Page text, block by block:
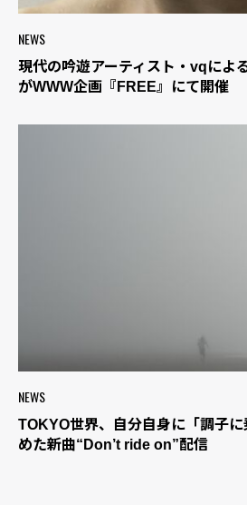
NEWS
現代の吟遊アーティスト・vqによ
がWWW企画『FREE』にて開催
NEWS
TOKYO世界、自分自身に「調子
めた新曲“Don’t ride on”配信